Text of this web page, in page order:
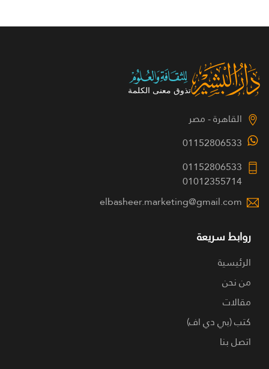
القاهرة - مصر
01152806533
01152806533
01012355714
elbasheer.marketing@gmail.com
روابط سريعة
الرئيسية
من نحن
مقالات
كتب (بي دي اف)
اتصل بنا